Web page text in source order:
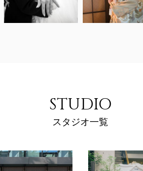
STUDIO
スタジオ一覧